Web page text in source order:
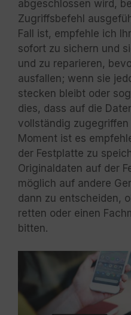
abgeschlossen wird,
Zugriffsbefehl
Fall ist, empfehle ich
sofort zu sichern und
und zu reparieren,
ausfallen; wenn sie
stecken bleibt oder
dies, dass auf die
vollständig zugegriffen
Moment ist es
der Festplatte zu
Originaldaten auf der
möglich auf andere
dann zu entscheiden,
retten oder einen
bitten.